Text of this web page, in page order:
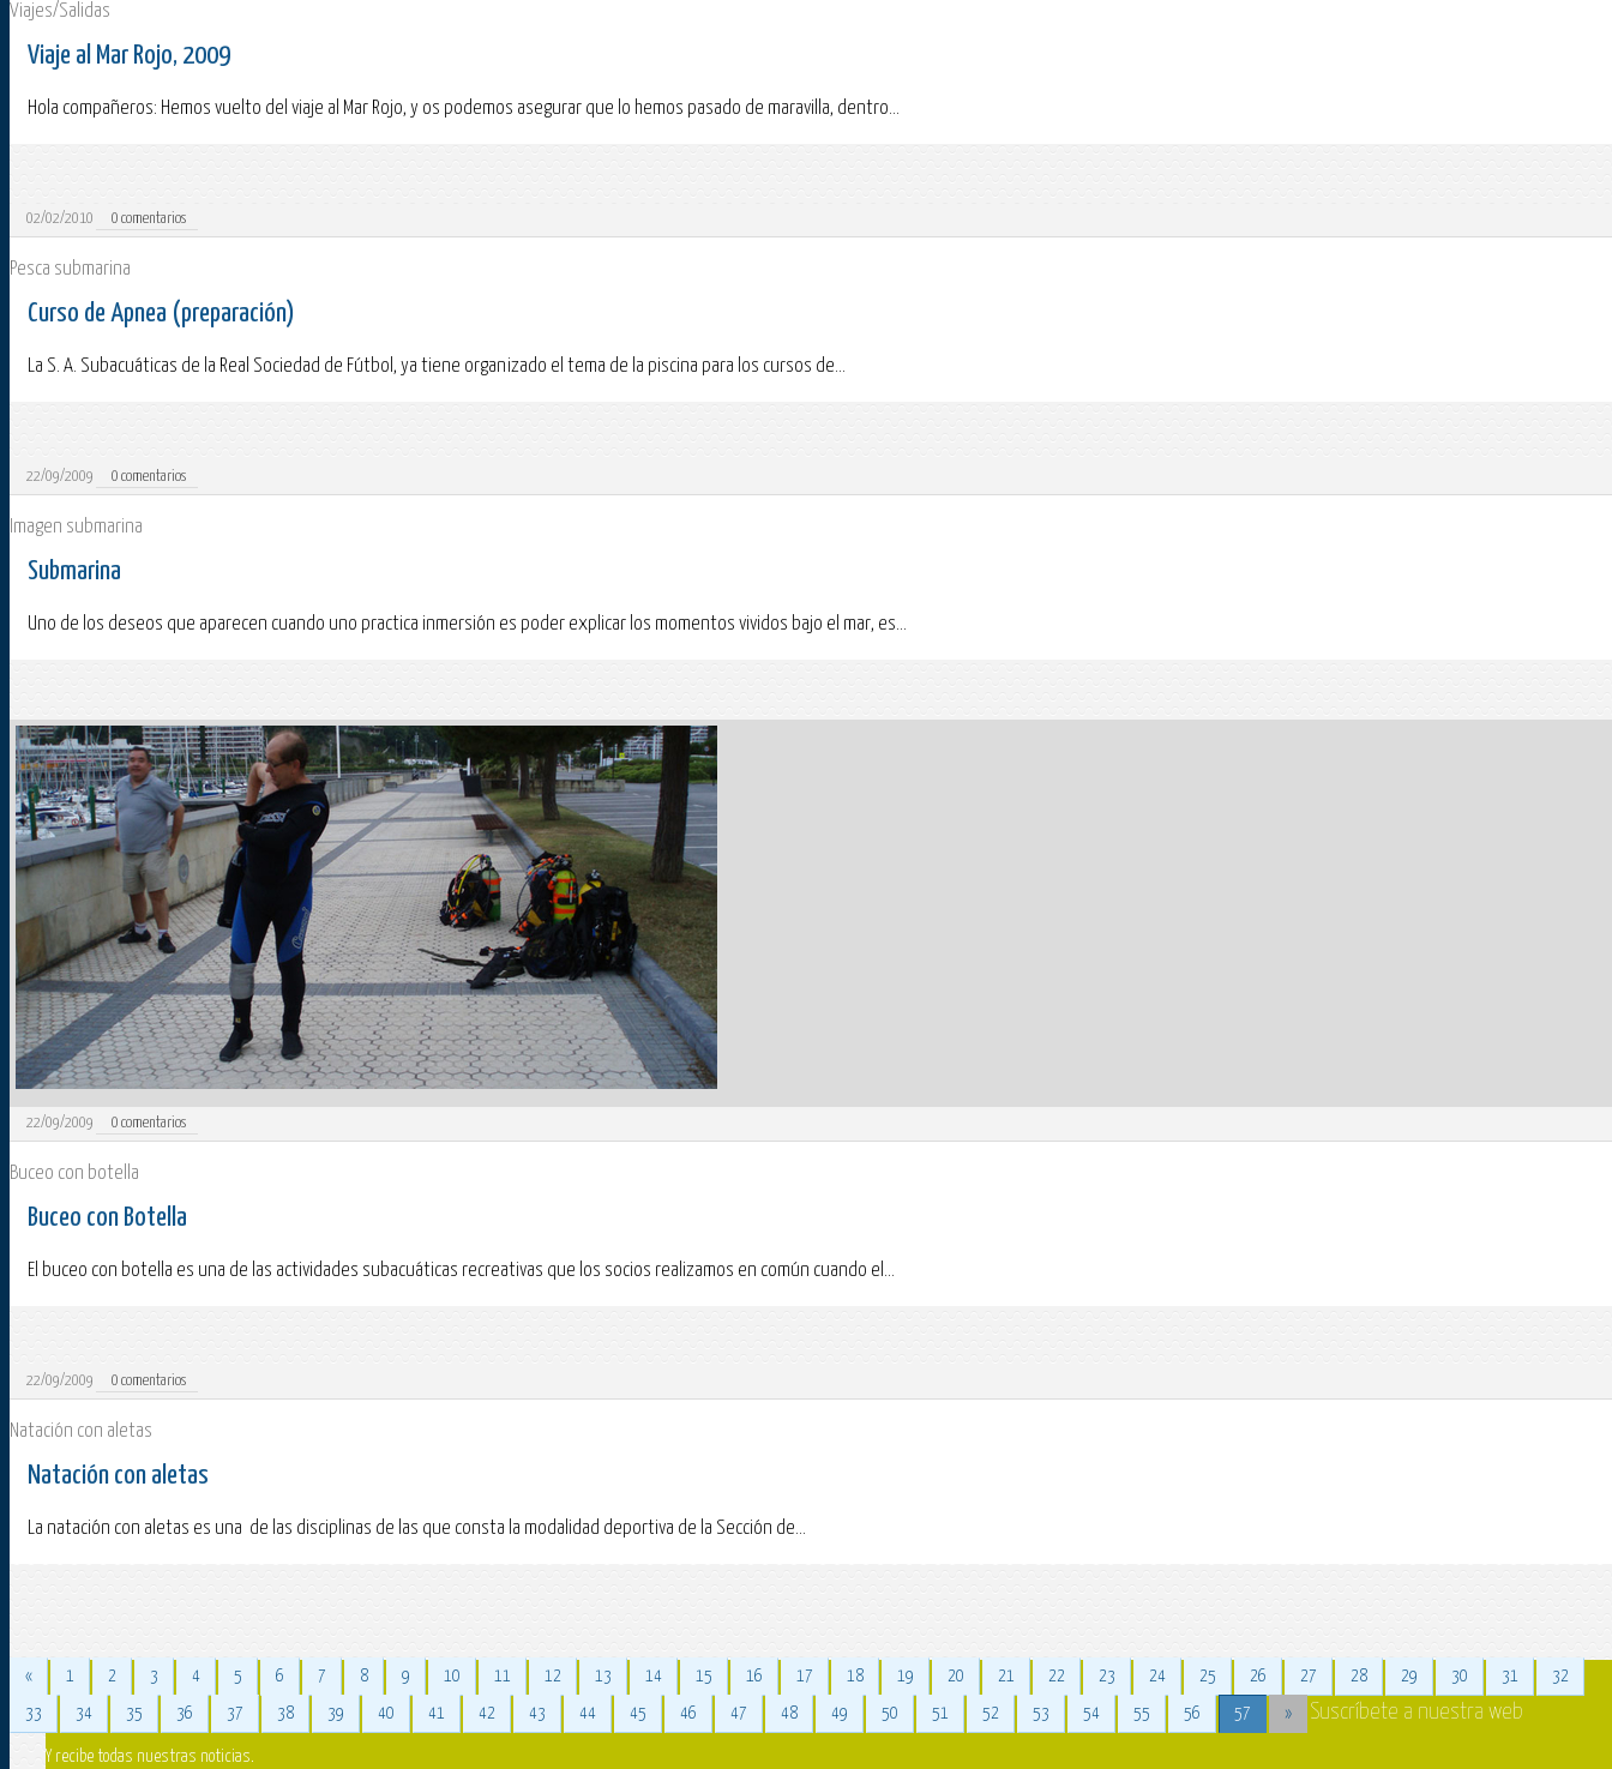
Viajes/Salidas
Viaje al Mar Rojo, 2009
Hola compañeros: Hemos vuelto del viaje al Mar Rojo, y os podemos asegurar que lo hemos pasado de maravilla, dentro...
02/02/2010 0 comentarios
Pesca submarina
Curso de Apnea (preparación)
La S. A. Subacuáticas de la Real Sociedad de Fútbol, ya tiene organizado el tema de la piscina para los cursos de...
22/09/2009 0 comentarios
Imagen submarina
Submarina
Uno de los deseos que aparecen cuando uno practica inmersión es poder explicar los momentos vividos bajo el mar, es...
22/09/2009 0 comentarios
Buceo con botella
Buceo con Botella
El buceo con botella es una de las actividades subacuáticas recreativas que los socios realizamos en común cuando el...
22/09/2009 0 comentarios
Natación con aletas
Natación con aletas
La natación con aletas es una de las disciplinas de las que consta la modalidad deportiva de la Sección de...
« 1 2 3 4 5 6 7 8 9 10 11 12 13 14 15 16 17 18 19 20 21 22 23 24 25 26 27 28 29 30 31 32
33 34 35 36 37 38 39 40 41 42 43 44 45 46 47 48 49 50 51 52 53 54 55 56 57 » Suscríbete a nuestra web
Y recibe todas nuestras noticias.